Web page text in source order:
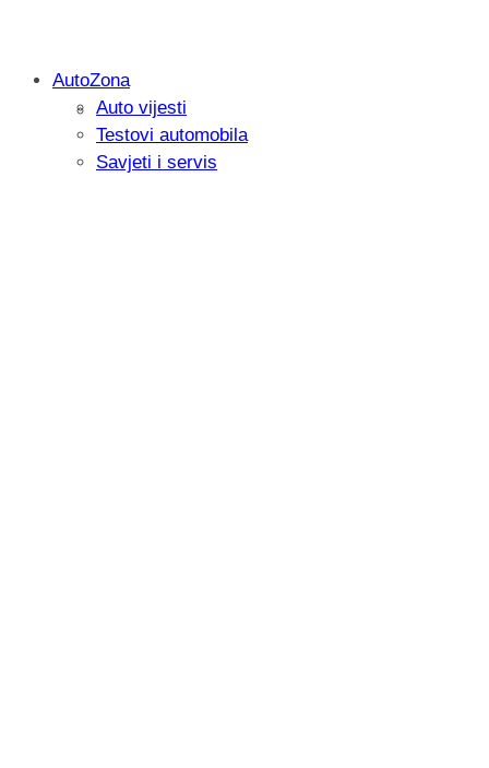
Savjetujemo: Što učiniti kada vaš
AutoZona
Auto vijesti
Testovi automobila
Savjeti i servis